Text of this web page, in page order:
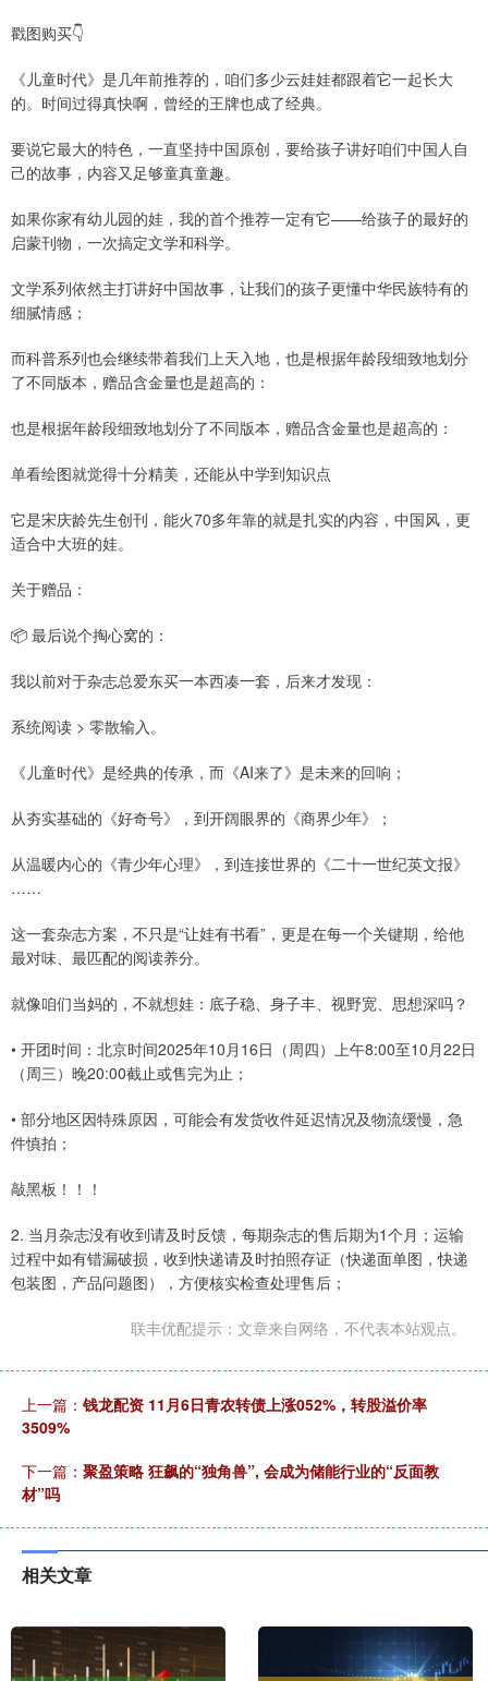
戳图购买👇
《儿童时代》是几年前推荐的，咱们多少云娃娃都跟着它一起长大
的。时间过得真快啊，曾经的王牌也成了经典。
要说它最大的特色，一直坚持中国原创，要给孩子讲好咱们中国人自
己的故事，内容又足够童真童趣。
如果你家有幼儿园的娃，我的首个推荐一定有它——给孩子的最好的
启蒙刊物，一次搞定文学和科学。
文学系列依然主打讲好中国故事，让我们的孩子更懂中华民族特有的
细腻情感；
而科普系列也会继续带着我们上天入地，也是根据年龄段细致地划分
了不同版本，赠品含金量也是超高的：
也是根据年龄段细致地划分了不同版本，赠品含金量也是超高的：
单看绘图就觉得十分精美，还能从中学到知识点
它是宋庆龄先生创刊，能火70多年靠的就是扎实的内容，中国风，更
适合中大班的娃。
关于赠品：
📦 最后说个掏心窝的：
我以前对于杂志总爱东买一本西凑一套，后来才发现：
系统阅读 > 零散输入。
《儿童时代》是经典的传承，而《AI来了》是未来的回响；
从夯实基础的《好奇号》，到开阔眼界的《商界少年》；
从温暖内心的《青少年心理》，到连接世界的《二十一世纪英文报》
……
这一套杂志方案，不只是“让娃有书看”，更是在每一个关键期，给他
最对味、最匹配的阅读养分。
就像咱们当妈的，不就想娃：底子稳、身子丰、视野宽、思想深吗？
• 开团时间：北京时间2025年10月16日（周四）上午8:00至10月22日
（周三）晚20:00截止或售完为止；
• 部分地区因特殊原因，可能会有发货收件延迟情况及物流缓慢，急
件慎拍；
敲黑板！！！
2. 当月杂志没有收到请及时反馈，每期杂志的售后期为1个月；运输
过程中如有错漏破损，收到快递请及时拍照存证（快递面单图，快递
包装图，产品问题图），方便核实检查处理售后；
联丰优配提示：文章来自网络，不代表本站观点。
上一篇： 钱龙配资 11月6日青农转债上涨052%，转股溢价率
3509%
下一篇： 聚盈策略 狂飙的“独角兽”, 会成为储能行业的“反面教
材”吗
相关文章